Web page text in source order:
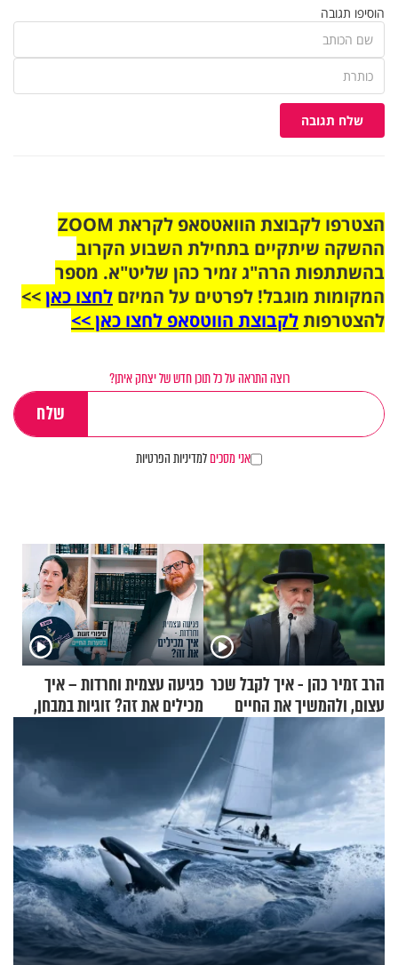
הוסיפו תגובה
שלח תגובה
הצטרפו לקבוצת הוואטסאפ לקראת ZOOM
ההשקה שיתקיים בתחילת השבוע הקרוב
בהשתתפות הרה"ג זמיר כהן שליט"א. מספר
המקומות מוגבל! לפרטים על המיזם לחצו כאן>>
להצטרפותלקבוצת הווטסאפ לחצו כאן >>
רוצה התראה על כל תוכן חדש של יצחק איתן?
אני מסכיםלמדיניות הפרטיות
הרב זמיר כהן - איך לקבל שכר
עצום, ולהמשיך את החיים
פגיעה עצמית וחרדות – איך
מכילים את זה? זוגיות במבחן,